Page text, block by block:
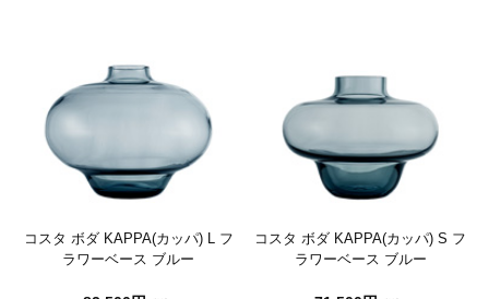
コスタ ボダ KAPPA(カッパ) L フ
ラワーベース ブルー
コスタ ボダ KAPPA(カッパ) S フ
ラワーベース ブルー